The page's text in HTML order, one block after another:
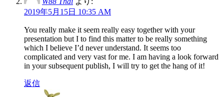
2019年5月15日 10:35 AM
You really make it seem really easy together with your
presentation but I to find this matter to be really something
which I believe I’d never understand. It seems too
complicated and very vast for me. I am having a look forward
in your subsequent publish, I will try to get the hang of it!
返信